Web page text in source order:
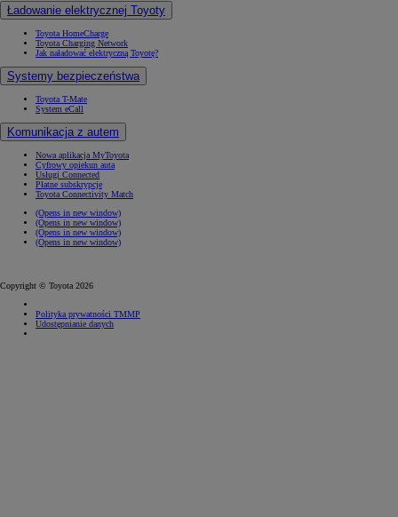
Ładowanie elektrycznej Toyoty
Toyota HomeCharge
Toyota Charging Network
Jak naładować elektryczną Toyotę?
Systemy bezpieczeństwa
Toyota T-Mate
System eCall
Komunikacja z autem
Nowa aplikacja MyToyota
Cyfrowy opiekun auta
Usługi Connected
Płatne subskrypcje
Toyota Connectivity Match
(Opens in new window)
(Opens in new window)
(Opens in new window)
(Opens in new window)
Copyright © Toyota 2026
Polityka prywatności TMMP
Udostępnianie danych